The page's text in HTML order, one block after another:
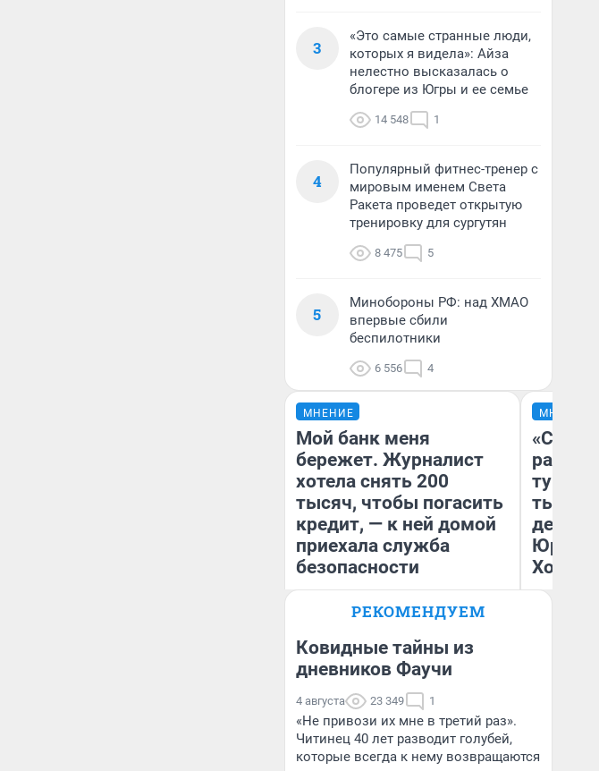
3
«Это самые странные люди,
которых я видела»: Айза
нелестно высказалась о
блогере из Югры и ее семье
14 548 1
4
Популярный фитнес-тренер с
мировым именем Света
Ракета проведет открытую
тренировку для сургутян
8 475 5
5
Минобороны РФ: над ХМАО
впервые сбили
беспилотники
6 556 4
МНЕНИЕ
Мой банк меня
бережет. Журналист
хотела снять 200
тысяч, чтобы погасить
кредит, — к ней домой
приехала служба
безопасности
Ксения Владимирская
МНЕНИЕ
тысяч,
день
РЕКОМЕНДУЕМ
Ковидные тайны из
дневников Фаучи
4 августа 23 349 1
«Не привози их мне в третий раз».
Читинец 40 лет разводит голубей,
которые всегда к нему возвращаются